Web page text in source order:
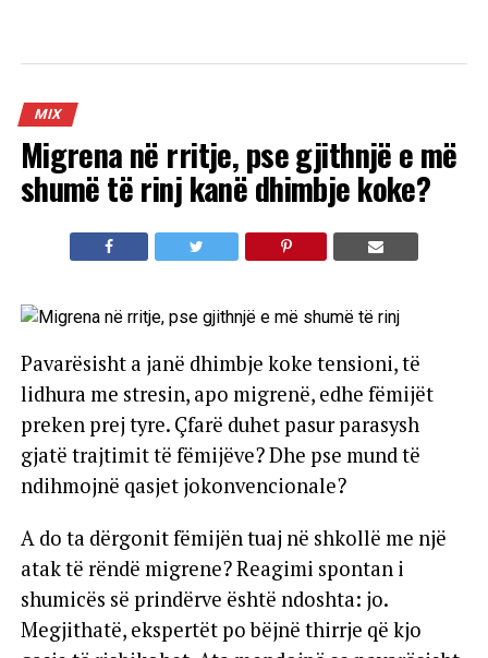
MIX
Migrena në rritje, pse gjithnjë e më
shumë të rinj kanë dhimbje koke?
Pavarësisht a janë dhimbje koke tensioni, të
lidhura me stresin, apo migrenë, edhe fëmijët
preken prej tyre. Çfarë duhet pasur parasysh
gjatë trajtimit të fëmijëve? Dhe pse mund të
ndihmojnë qasjet jokonvencionale?
A do ta dërgonit fëmijën tuaj në shkollë me një
atak të rëndë migrene? Reagimi spontan i
shumicës së prindërve është ndoshta: jo.
Megjithatë, ekspertët po bëjnë thirrje që kjo